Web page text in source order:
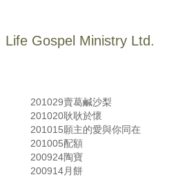
Life Gospel Ministry Ltd.
201029賣葛鹹沙梨
201020耿耿於懷
201015願主的愛與你同在
201005配額
200924陶寶
200914月餅